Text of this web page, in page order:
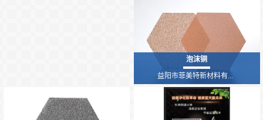
泡沫铜
益阳市菲美特新材料有...